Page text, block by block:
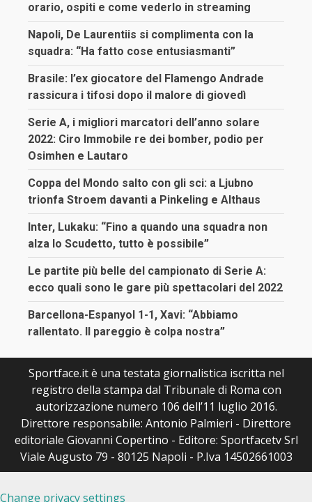
orario, ospiti e come vederlo in streaming
Napoli, De Laurentiis si complimenta con la
squadra: “Ha fatto cose entusiasmanti”
Brasile: l’ex giocatore del Flamengo Andrade
rassicura i tifosi dopo il malore di giovedì
Serie A, i migliori marcatori dell’anno solare
2022: Ciro Immobile re dei bomber, podio per
Osimhen e Lautaro
Coppa del Mondo salto con gli sci: a Ljubno
trionfa Stroem davanti a Pinkeling e Althaus
Inter, Lukaku: “Fino a quando una squadra non
alza lo Scudetto, tutto è possibile”
Le partite più belle del campionato di Serie A:
ecco quali sono le gare più spettacolari del 2022
Barcellona-Espanyol 1-1, Xavi: “Abbiamo
rallentato. Il pareggio è colpa nostra”
Sportface.it è una testata giornalistica iscritta nel
registro della stampa dal Tribunale di Roma con
autorizzazione numero 106 dell’11 luglio 2016.
Direttore responsabile: Antonio Palmieri - Direttore
editoriale Giovanni Copertino - Editore: Sportfacetv Srl
Viale Augusto 79 - 80125 Napoli - P.Iva 14502661003
Change privacy settings